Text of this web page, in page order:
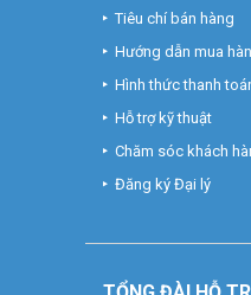
Tiêu chí bán hàng
Hướng dẫn mua
Hình thức thanh
Hỗ trợ kỹ thuật
Chăm sóc khách
Đăng ký Đại lý